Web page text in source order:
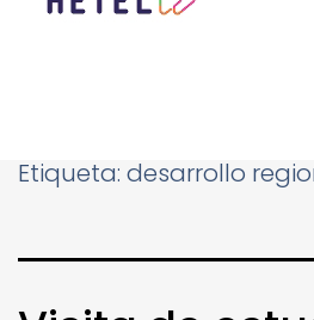
Etiqueta: desarrollo